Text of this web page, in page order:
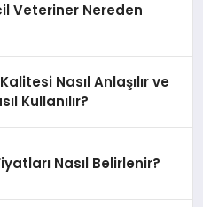
Veteriner Nereden
Nasıl Anlaşılır ve
Kullanılır?
Nasıl Belirlenir?